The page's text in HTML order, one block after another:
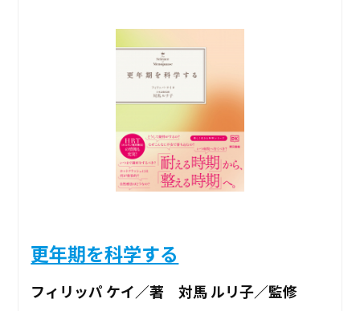
更年期を科学する
フィリッパ ケイ／著 対馬 ルリ子／監修